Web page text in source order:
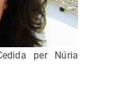
per Núria